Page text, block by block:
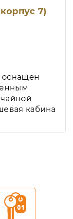
7)
оснащен
кабина